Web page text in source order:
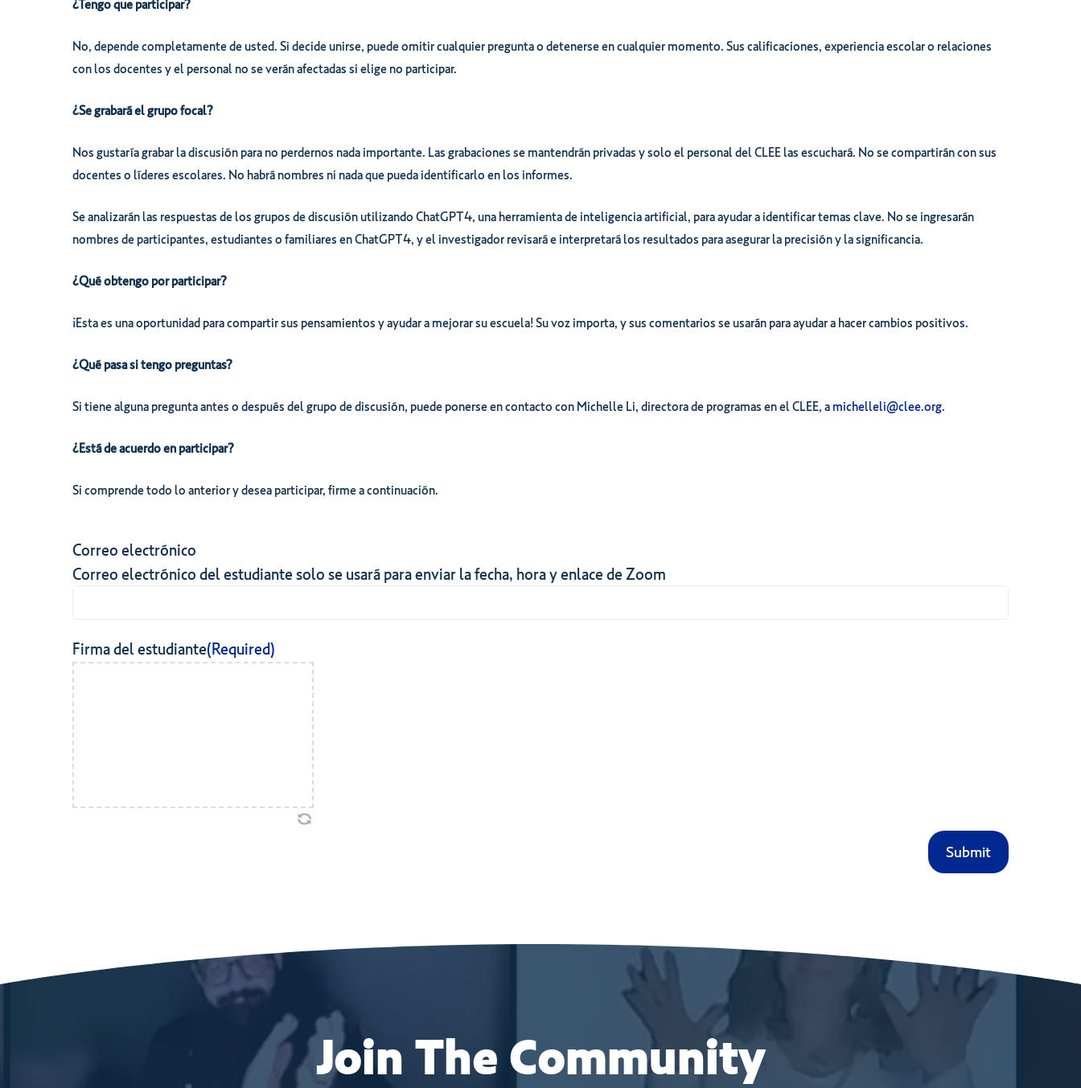
¿Tengo que participar?
No, depende completamente de usted. Si decide unirse, puede omitir cualquier pregunta o detenerse en cualquier momento. Sus calificaciones, experiencia escolar o relaciones
con los docentes y el personal no se verán afectadas si elige no participar.
¿Se grabará el grupo focal?
Nos gustaría grabar la discusión para no perdernos nada importante. Las grabaciones se mantendrán privadas y solo el personal del CLEE las escuchará. No se compartirán con sus
docentes o líderes escolares. No habrá nombres ni nada que pueda identificarlo en los informes.
Se analizarán las respuestas de los grupos de discusión utilizando ChatGPT4, una herramienta de inteligencia artificial, para ayudar a identificar temas clave. No se ingresarán
nombres de participantes, estudiantes o familiares en ChatGPT4, y el investigador revisará e interpretará los resultados para asegurar la precisión y la significancia.
¿Qué obtengo por participar?
¡Esta es una oportunidad para compartir sus pensamientos y ayudar a mejorar su escuela! Su voz importa, y sus comentarios se usarán para ayudar a hacer cambios positivos.
¿Qué pasa si tengo preguntas?
Si tiene alguna pregunta antes o después del grupo de discusión, puede ponerse en contacto con Michelle Li, directora de programas en el CLEE, a michelleli@clee.org.
¿Está de acuerdo en participar?
Si comprende todo lo anterior y desea participar, firme a continuación.
Correo electrónico
Correo electrónico del estudiante solo se usará para enviar la fecha, hora y enlace de Zoom
Firma del estudiante(Required)
Join The Community